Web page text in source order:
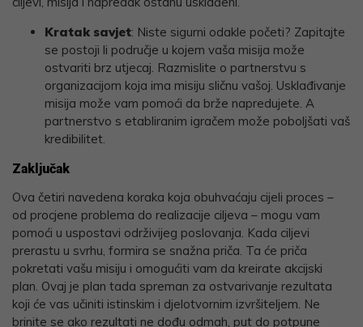
Kratak savjet: Niste sigurni odakle početi? Zapitajte
se postoji li područje u kojem vaša misija može
ostvariti brz utjecaj. Razmislite o partnerstvu s
organizacijom koja ima misiju sličnu vašoj. Usklađivanje
misija može vam pomoći da brže napredujete. A
partnerstvo s etabliranim igračem može poboljšati vaš
kredibilitet.
Zaključak
Ova četiri navedena koraka koja obuhvaćaju cijeli proces –
od procjene problema do realizacije ciljeva – mogu vam
pomoći u uspostavi održivijeg poslovanja. Kada ciljevi
prerastu u svrhu, formira se snažna priča. Ta će priča
pokretati vašu misiju i omogućiti vam da kreirate akcijski
plan. Ovaj je plan tada spreman za ostvarivanje rezultata
koji će vas učiniti istinskim i djelotvornim izvršiteljem. Ne
brinite se ako rezultati ne dođu odmah, put do potpune